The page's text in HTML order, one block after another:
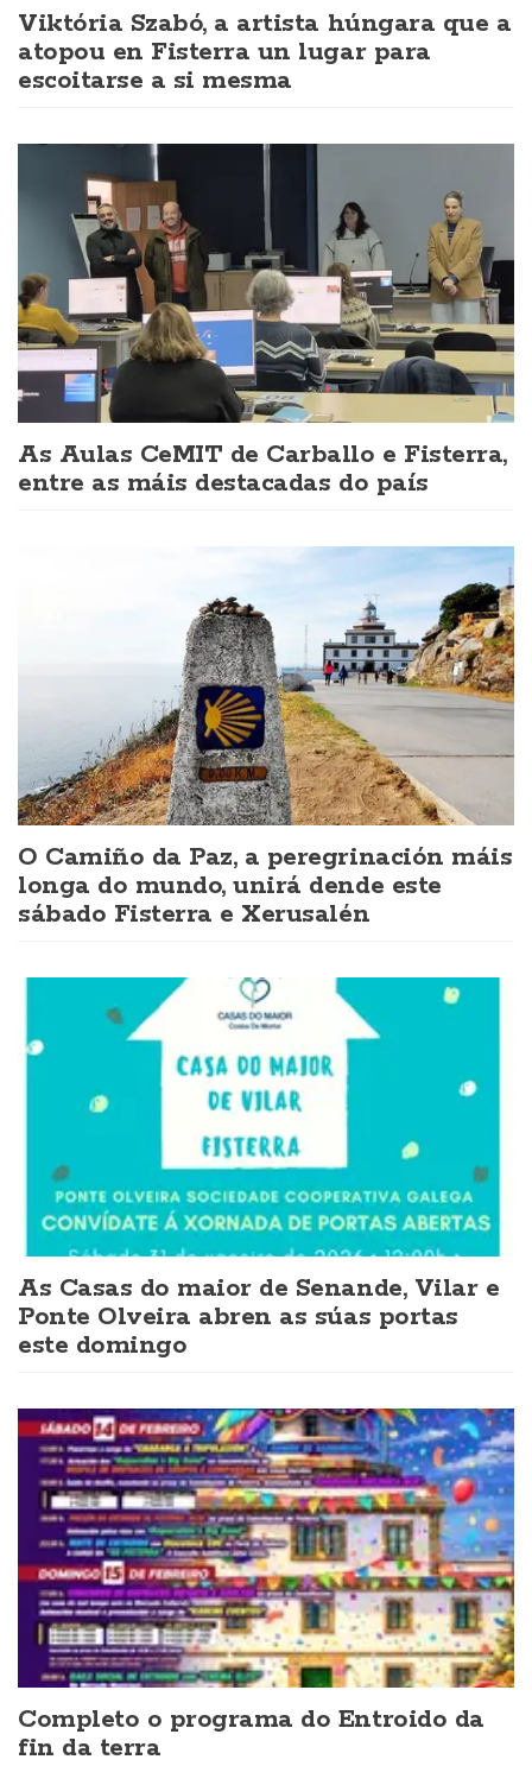
Viktória Szabó, a artista húngara que a
atopou en Fisterra un lugar para
escoitarse a si mesma
As Aulas CeMIT de Carballo e Fisterra,
entre as máis destacadas do país
O Camiño da Paz, a peregrinación máis
longa do mundo, unirá dende este
sábado Fisterra e Xerusalén
As Casas do maior de Senande, Vilar e
Ponte Olveira abren as súas portas
este domingo
Completo o programa do Entroido da
fin da terra